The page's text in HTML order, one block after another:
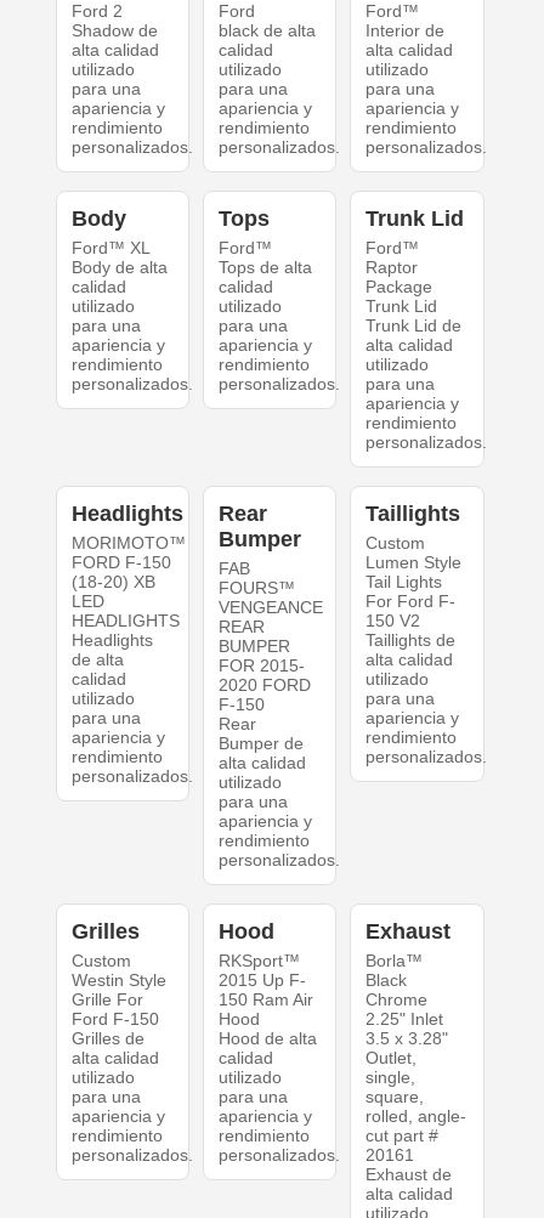
Ford 2
Shadow de
alta calidad
utilizado
para una
apariencia y
rendimiento
personalizados.
Ford
black de alta
calidad
utilizado
para una
apariencia y
rendimiento
personalizados.
Ford™
Interior de
alta calidad
utilizado
para una
apariencia y
rendimiento
personalizados.
Body
Ford™ XL
Body de alta
calidad
utilizado
para una
apariencia y
rendimiento
personalizados.
Tops
Ford™
Tops de alta
calidad
utilizado
para una
apariencia y
rendimiento
personalizados.
Trunk Lid
Ford™
Raptor
Package
Trunk Lid
Trunk Lid de
alta calidad
utilizado
para una
apariencia y
rendimiento
personalizados.
Headlights
MORIMOTO™
FORD F-150
(18-20) XB
LED
HEADLIGHTS
Headlights
de alta
calidad
utilizado
para una
apariencia y
rendimiento
personalizados.
Rear
Bumper
FAB
FOURS™
VENGEANCE
REAR
BUMPER
FOR 2015-
2020 FORD
F-150
Rear
Bumper de
alta calidad
utilizado
para una
apariencia y
rendimiento
personalizados.
Taillights
Custom
Lumen Style
Tail Lights
For Ford F-
150 V2
Taillights de
alta calidad
utilizado
para una
apariencia y
rendimiento
personalizados.
Grilles
Custom
Westin Style
Grille For
Ford F-150
Grilles de
alta calidad
utilizado
para una
apariencia y
rendimiento
personalizados.
Hood
RKSport™
2015 Up F-
150 Ram Air
Hood
Hood de alta
calidad
utilizado
para una
apariencia y
rendimiento
personalizados.
Exhaust
Borla™
Black
Chrome
2.25" Inlet
3.5 x 3.28"
Outlet,
single,
square,
rolled, angle-
cut part #
20161
Exhaust de
alta calidad
utilizado